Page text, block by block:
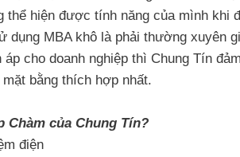
thể hiện được tính năng của mình khi
MBA khô là phải thường xuyên
cho doanh nghiệp thì Chung Tín
bằng thích hợp nhất.
Chàm của Chung Tín?
điện